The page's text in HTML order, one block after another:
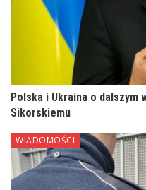
Polska i Ukraina o dalszym
Sikorskiemu
WIADOMOŚCI